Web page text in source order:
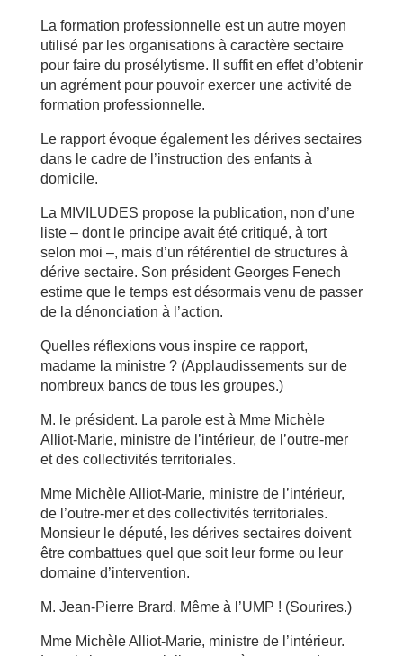
La formation professionnelle est un autre moyen
utilisé par les organisations à caractère sectaire
pour faire du prosélytisme. Il suffit en effet d’obtenir
un agrément pour pouvoir exercer une activité de
formation professionnelle.
Le rapport évoque également les dérives sectaires
dans le cadre de l’instruction des enfants à
domicile.
La MIVILUDES propose la publication, non d’une
liste – dont le principe avait été critiqué, à tort
selon moi –, mais d’un référentiel de structures à
dérive sectaire. Son président Georges Fenech
estime que le temps est désormais venu de passer
de la dénonciation à l’action.
Quelles réflexions vous inspire ce rapport,
madame la ministre ? (Applaudissements sur de
nombreux bancs de tous les groupes.)
M. le président. La parole est à Mme Michèle
Alliot-Marie, ministre de l’intérieur, de l’outre-mer
et des collectivités territoriales.
Mme Michèle Alliot-Marie, ministre de l’intérieur,
de l’outre-mer et des collectivités territoriales.
Monsieur le député, les dérives sectaires doivent
être combattues quel que soit leur forme ou leur
domaine d’intervention.
M. Jean-Pierre Brard. Même à l’UMP ! (Sourires.)
Mme Michèle Alliot-Marie, ministre de l’intérieur.